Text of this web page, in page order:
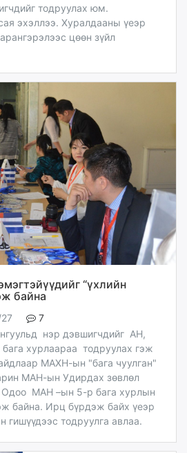
тодруулах юм.
эхэллээ. Хуралдааны үеэр
цөөн зүйл
“үхлийн
байна
7
нэр дэвшигчдийг АН,
хурлаараа тодруулах гэж
МАХН-ын "бага чуулган"
МАН-ын Удирдах зөвлөл
МАН –ын 5-р бага хурлын
байна. Ирц бүрдэж байх үеэр
тодруулга авлаа.